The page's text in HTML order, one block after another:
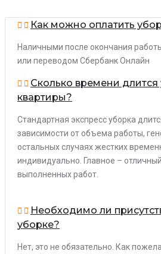
Как можно оплатить
Наличными после окончания
или переводом Сбербанк Онлайн
Сколько времени длится
квартиры?
Стандартная экспресс уборка
зависимости от объема работы,
остальных случаях жестких
индивидуально. Главное –
выполненных работ.
Необходимо ли
уборке?
Нет, это не обязательно. Как